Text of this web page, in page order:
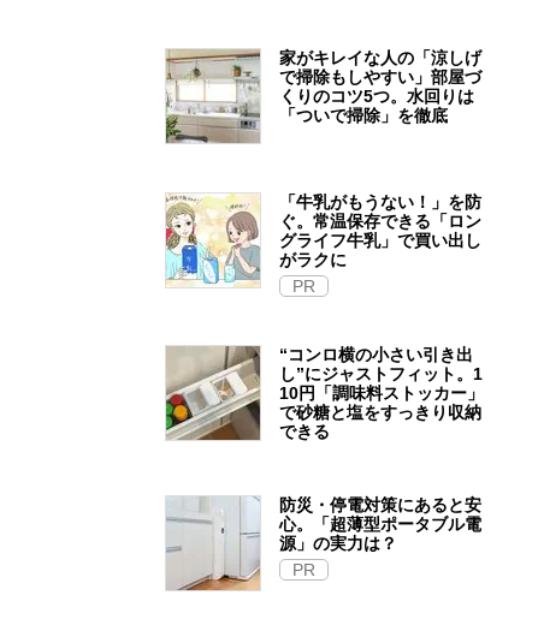
家がキレイな人の「涼しげ
で掃除もしやすい」部屋づ
くりのコツ5つ。水回りは
「ついで掃除」を徹底
「牛乳がもうない！」を防
ぐ。常温保存できる「ロン
グライフ牛乳」で買い出し
がラクに
PR
“コンロ横の小さい引き出
し”にジャストフィット。1
10円「調味料ストッカー」
で砂糖と塩をすっきり収納
できる
防災・停電対策にあると安
心。「超薄型ポータブル電
源」の実力は？​
PR